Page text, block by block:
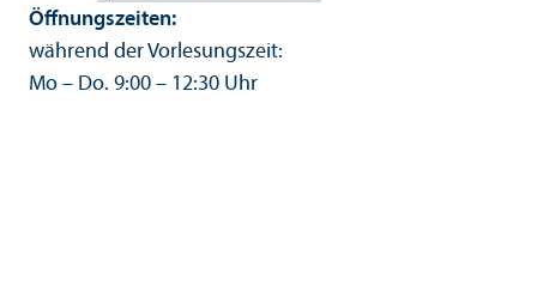
Öffnungs­zeiten:
während der Vorlesungs­zeit:
Mo – Do. 9:00 – 12:30 Uhr